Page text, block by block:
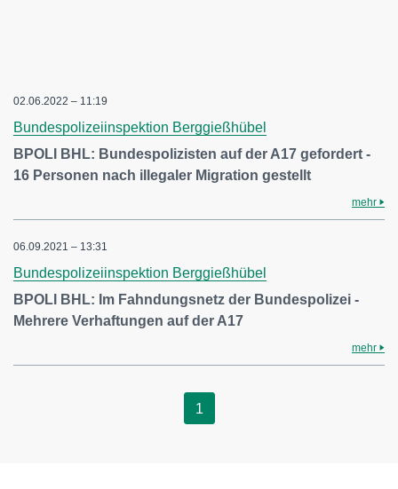
02.06.2022 – 11:19
Bundespolizeiinspektion Berggießhübel
BPOLI BHL: Bundespolizisten auf der A17 gefordert -
16 Personen nach illegaler Migration gestellt
mehr
06.09.2021 – 13:31
Bundespolizeiinspektion Berggießhübel
BPOLI BHL: Im Fahndungsnetz der Bundespolizei -
Mehrere Verhaftungen auf der A17
mehr
1